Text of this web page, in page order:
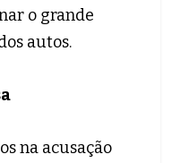
o grande
autos.
na acusação